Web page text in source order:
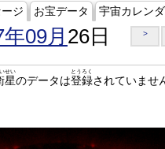
ジ お宝データ 宇宙カレン
09月 26日 >
星
せい
のデータは登録
とうろく
されていませ